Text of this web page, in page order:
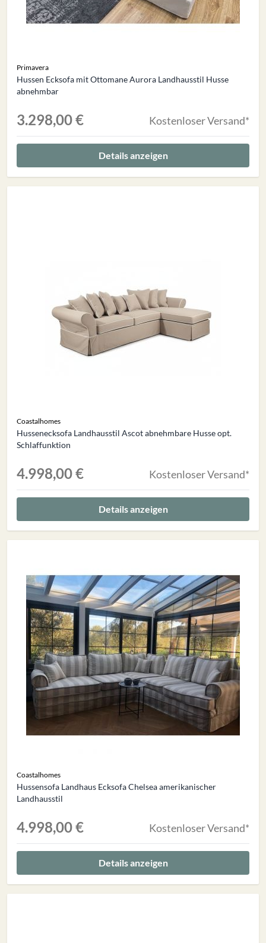
Primavera
Hussen Ecksofa mit Ottomane Aurora Landhausstil Husse
abnehmbar
3.298,00 € Kostenloser Versand*
Details anzeigen
Coastalhomes
Hussenecksofa Landhausstil Ascot abnehmbare Husse opt.
Schlaffunktion
4.998,00 € Kostenloser Versand*
Details anzeigen
Coastalhomes
Hussensofa Landhaus Ecksofa Chelsea amerikanischer
Landhausstil
4.998,00 € Kostenloser Versand*
Details anzeigen